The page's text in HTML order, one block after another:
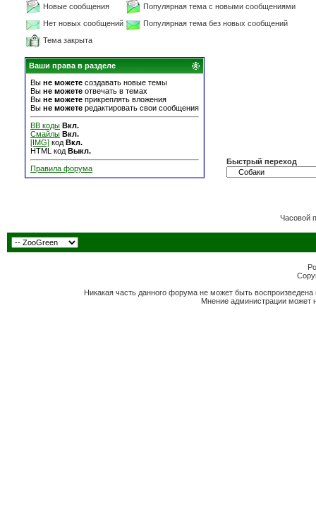
Новые сообщения
Популярная тема с новыми сообщениями
Нет новых сообщений
Популярная тема без новых сообщений
Тема закрыта
Ваши права в разделе
Вы не можете создавать новые темы
Вы не можете отвечать в темах
Вы не можете прикреплять вложения
Вы не можете редактировать свои сообщения
BB коды Вкл.
Смайлы Вкл.
[IMG] код Вкл.
HTML код Выкл.
Правила форума
Быстрый переход
Часовой
Никакая часть данного форума не может быть
Мнение администрации может